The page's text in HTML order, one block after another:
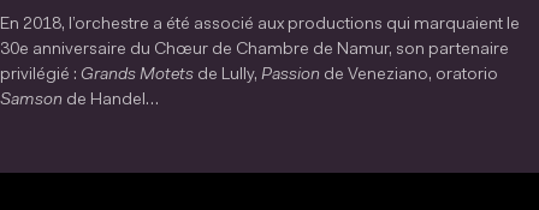
En 2018, l’orchestre a été associé aux productions qui marquaient le
30e anniversaire du Chœur de Chambre de Namur, son partenaire
privilégié : Grands Motets de Lully, Passion de Veneziano, oratorio
Samson de Handel…